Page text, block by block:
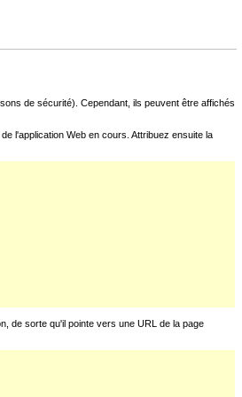
de sécurité). Cependant, ils peuvent être affichés
l'application Web en cours. Attribuez ensuite la
de sorte qu'il pointe vers une URL de la page